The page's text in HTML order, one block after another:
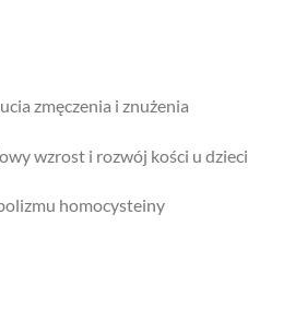
zmęczenia i znużenia
wzrost i rozwój kości u dzieci
homocysteiny